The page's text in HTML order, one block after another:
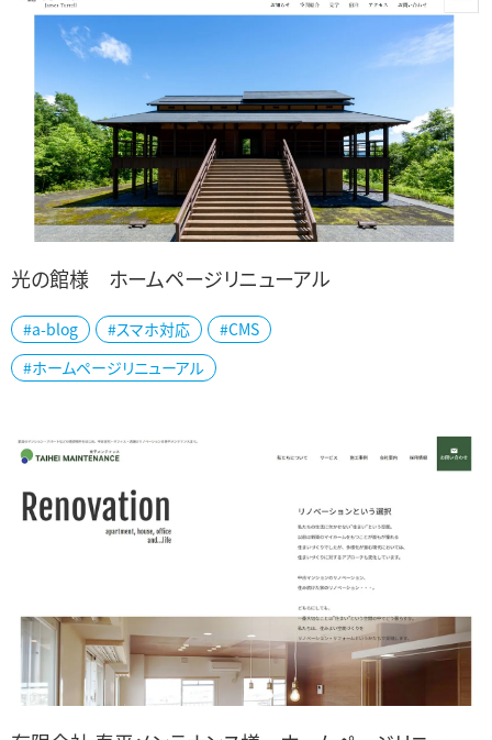
十日町市の「光の館」様の公式ホームページを制作しました。 第一回
大地の芸術祭 越後妻有アートトリエンナーレにおいて、光のアーティ
光の館様 ホームページリニューアル
#a-blog #スマホ対応
#CMS
#ホームページリニューアル